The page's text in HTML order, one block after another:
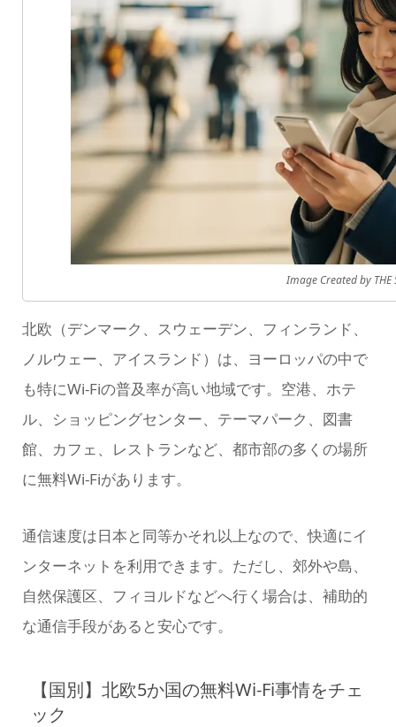
Image Created by THE
北欧（デンマーク、スウェーデン、フィンランド、
ノルウェー、アイスランド）は、ヨーロッパの中で
も特にWi-Fiの普及率が高い地域です。空港、ホテ
ル、ショッピングセンター、テーマパーク、図書
館、カフェ、レストランなど、都市部の多くの場所
に無料Wi-Fiがあります。
通信速度は日本と同等かそれ以上なので、快適にイ
ンターネットを利用できます。ただし、郊外や島、
自然保護区、フィヨルドなどへ行く場合は、補助的
な通信手段があると安心です。
【国別】北欧5か国の無料Wi-Fi事情をチェ
ック